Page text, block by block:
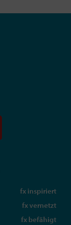
fx inspiriert
fx vernetzt
fx befähigt